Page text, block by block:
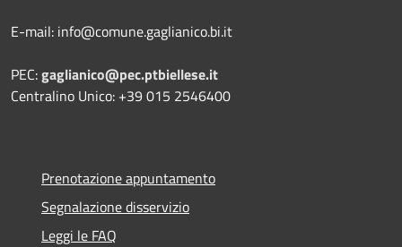
E-mail: info@comune.gaglianico.bi.it
PEC:gaglianico@pec.ptbiellese.it
Centralino Unico: +39 015 2546400
Prenotazione appuntamento
Segnalazione disservizio
Leggi le FAQ